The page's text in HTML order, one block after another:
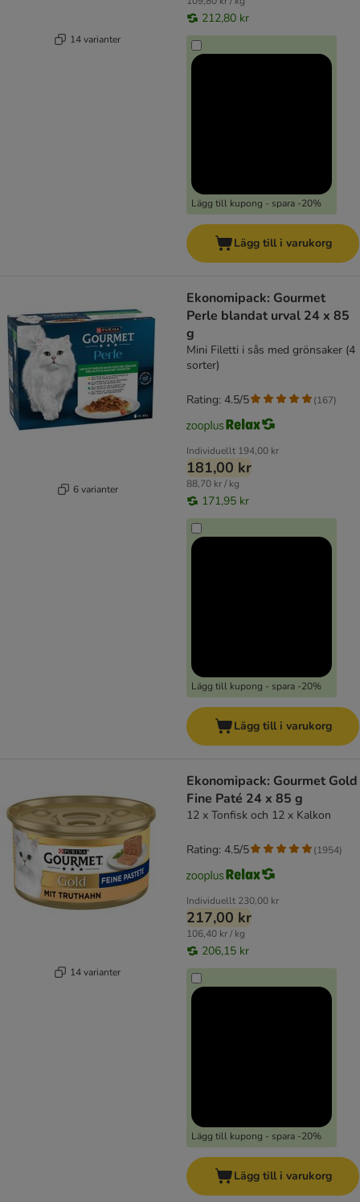
14 varianter
212,80 kr
Lägg till kupong - spara -20%
Lägg till i varukorg
6 varianter
Ekonomipack: Gourmet
Perle blandat urval 24 x 85
g
Mini Filetti i sås med grönsaker (4
sorter)
Individuellt 194,00 kr
181,00 kr
88,70 kr / kg
171,95 kr
Lägg till kupong - spara -20%
Rating: 4.5/5 (167)
Lägg till i varukorg
14 varianter
Ekonomipack: Gourmet Gold
Fine Paté 24 x 85 g
12 x Tonfisk och 12 x Kalkon
Individuellt 230,00 kr
217,00 kr
106,40 kr / kg
206,15 kr
Lägg till kupong - spara -20%
Rating: 4.5/5 (1954)
Lägg till i varukorg